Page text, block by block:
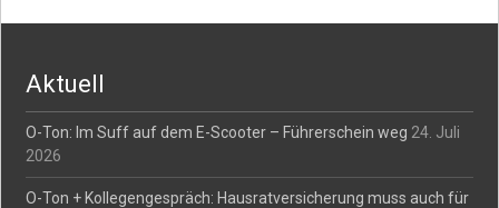
navigation
Aktuell
O-Ton: Im Suff auf dem E-Scooter – Führerschein weg 24. Juli
2026
O-Ton + Kollegengespräch: Hausratversicherung muss auch für